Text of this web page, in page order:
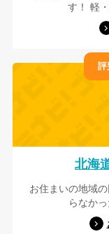
す！ 軽
評
北海
お住まいの地域
らなか